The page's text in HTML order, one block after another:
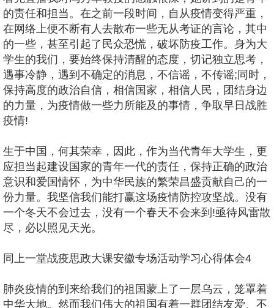
的责任和担当。在之前一段时间，自从疫情变得严重，
在网络上便不断有人去散布一些无从考证的言论，其中
的一些，甚至引起了民众恐慌，破坏防疫工作。身为大
学生的我们，要始终保持清醒的态度，切记独立思考，
遇事冷静，遇到不确定的消息，不信谣，不传谣;同时，
保持高度的政治自信，相信国家，相信人民，团结身边
的力量，为疫情做一些力所能及的事情，争取早日战胜
疫情!
生于中国，何其荣幸，因此，作为当代青年大学生，更
应担当起建设国家的青年一代的责任，保持正确的政治
意识和爱国情怀，为中华民族的繁荣昌盛贡献自己的一
份力量。我坚信我们能打赢这场疫情防控攻坚战。没有
一个冬天不会过去，没有一个春天不会来到!亟待风雷散
尽，必以照见天光。
同上一堂战疫思政大课安徽专场活动学习心得体会4
肺炎疫情的到来给我们的祖国蒙上了一层乌云，笼罩着
中华大地。然而我们伟大的祖国有着一群团结友爱、不